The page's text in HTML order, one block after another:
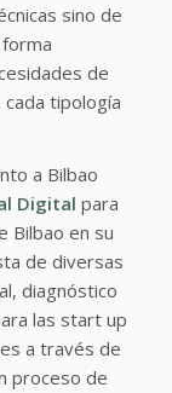
sino de
de
tipología
a Bilbao
Digital para
Bilbao en su
de diversas
diagnóstico
las start up
a través de
proceso de